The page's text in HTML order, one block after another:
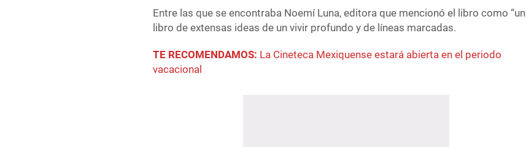
Entre las que se encontraba Noemí Luna, editora que mencionó el libro como “un
libro de extensas ideas de un vivir profundo y de líneas marcadas.
TE RECOMENDAMOS: La Cineteca Mexiquense estará abierta en el periodo
vacacional